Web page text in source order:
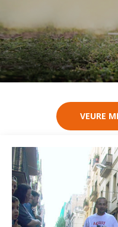
VEURE
Imatge